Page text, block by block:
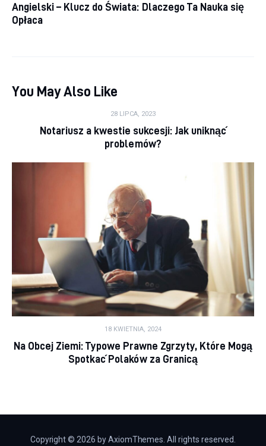
Angielski – Klucz do Świata: Dlaczego Ta Nauka się
Opłaca
You May Also Like
28 LIPCA, 2023
Notariusz a kwestie sukcesji: Jak uniknąć
problemów?
18 KWIETNIA, 2024
Na Obcej Ziemi: Typowe Prawne Zgrzyty, Które Mogą
Spotkać Polaków za Granicą
Copyright © 2026 by AxiomThemes. All rights reserved.